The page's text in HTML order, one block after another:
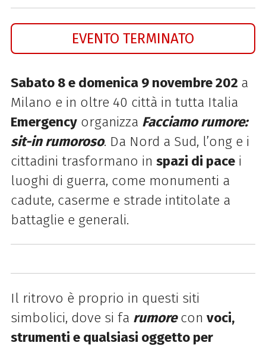
EVENTO TERMINATO
Sabato 8 e domenica 9 novembre 202 a
Milano e in oltre 40 città in tutta Italia
Emergencyorganizza Facciamo rumore:
sit-in rumoroso. Da Nord a Sud, l’ong e i
cittadini trasformano in spazi di pacei
luoghi di guerra, come monumenti a
cadute, caserme e strade intitolate a
battaglie e generali.
Il ritrovo è proprio in questi siti
simbolici, dove si fa rumorecon voci,
strumenti e qualsiasi oggetto per